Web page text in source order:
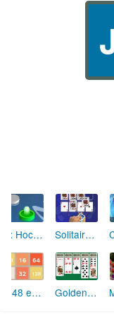
Dx Hockey Solitaire Crescent
2048 en ligne Golden Réussite